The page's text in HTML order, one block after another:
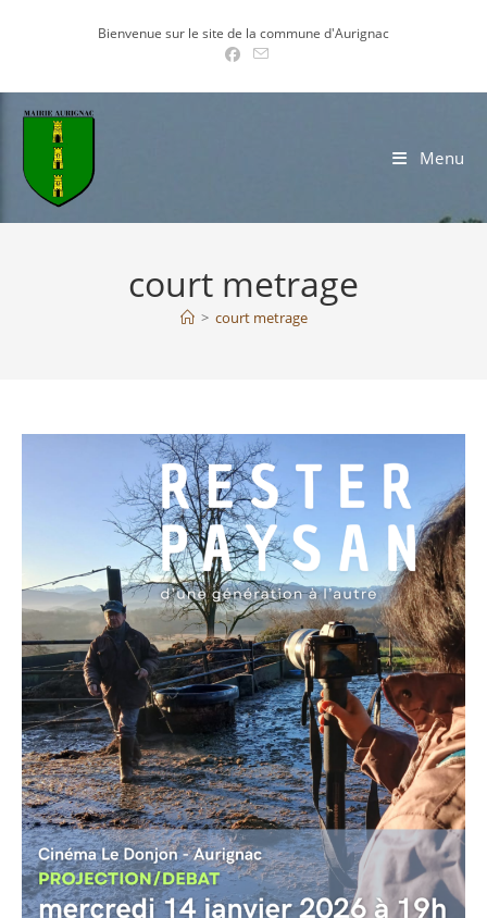
Bienvenue sur le site de la commune d'Aurignac
Menu
court metrage
> court metrage